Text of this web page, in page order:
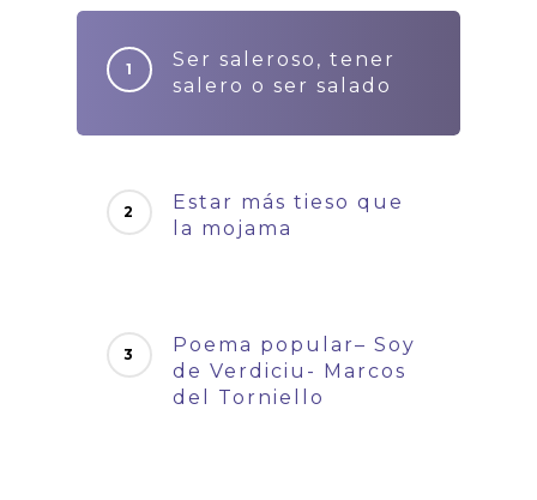
Ser saleroso, tener
salero o ser salado
Estar más tieso que
la mojama
Poema popular– Soy
de Verdiciu- Marcos
del Torniello